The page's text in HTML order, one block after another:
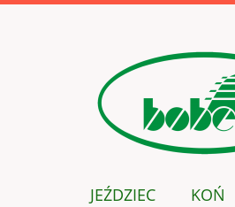
JEŹDZIEC KOŃ